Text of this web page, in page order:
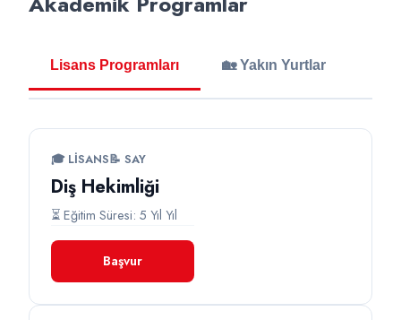
Lisans Programları 🏡 Yakın Yurtlar
🎓 LISANS📝 SAY
Diş Hekimliği
⏳ Eğitim Süresi: 5 Yıl Yıl
Başvur